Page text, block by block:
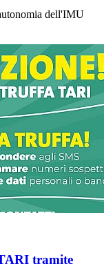
dell'IMU
tramite